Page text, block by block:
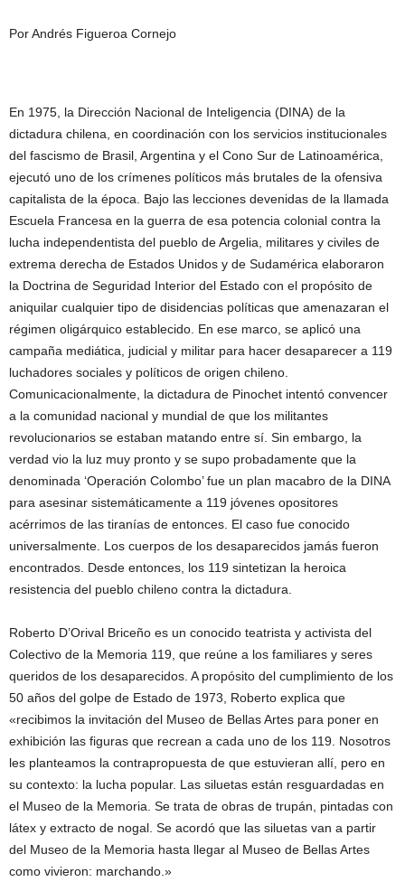
Por Andrés Figueroa Cornejo
En 1975, la Dirección Nacional de Inteligencia (DINA) de la
dictadura chilena, en coordinación con los servicios institucionales
del fascismo de Brasil, Argentina y el Cono Sur de Latinoamérica,
ejecutó uno de los crímenes políticos más brutales de la ofensiva
capitalista de la época. Bajo las lecciones devenidas de la llamada
Escuela Francesa en la guerra de esa potencia colonial contra la
lucha independentista del pueblo de Argelia, militares y civiles de
extrema derecha de Estados Unidos y de Sudamérica elaboraron
la Doctrina de Seguridad Interior del Estado con el propósito de
aniquilar cualquier tipo de disidencias políticas que amenazaran el
régimen oligárquico establecido. En ese marco, se aplicó una
campaña mediática, judicial y militar para hacer desaparecer a 119
luchadores sociales y políticos de origen chileno.
Comunicacionalmente, la dictadura de Pinochet intentó convencer
a la comunidad nacional y mundial de que los militantes
revolucionarios se estaban matando entre sí. Sin embargo, la
verdad vio la luz muy pronto y se supo probadamente que la
denominada ‘Operación Colombo’ fue un plan macabro de la DINA
para asesinar sistemáticamente a 119 jóvenes opositores
acérrimos de las tiranías de entonces. El caso fue conocido
universalmente. Los cuerpos de los desaparecidos jamás fueron
encontrados. Desde entonces, los 119 sintetizan la heroica
resistencia del pueblo chileno contra la dictadura.
Roberto D’Orival Briceño es un conocido teatrista y activista del
Colectivo de la Memoria 119, que reúne a los familiares y seres
queridos de los desaparecidos. A propósito del cumplimiento de los
50 años del golpe de Estado de 1973, Roberto explica que
«recibimos la invitación del Museo de Bellas Artes para poner en
exhibición las figuras que recrean a cada uno de los 119. Nosotros
les planteamos la contrapropuesta de que estuvieran allí, pero en
su contexto: la lucha popular. Las siluetas están resguardadas en
el Museo de la Memoria. Se trata de obras de trupán, pintadas con
látex y extracto de nogal. Se acordó que las siluetas van a partir
del Museo de la Memoria hasta llegar al Museo de Bellas Artes
como vivieron: marchando.»